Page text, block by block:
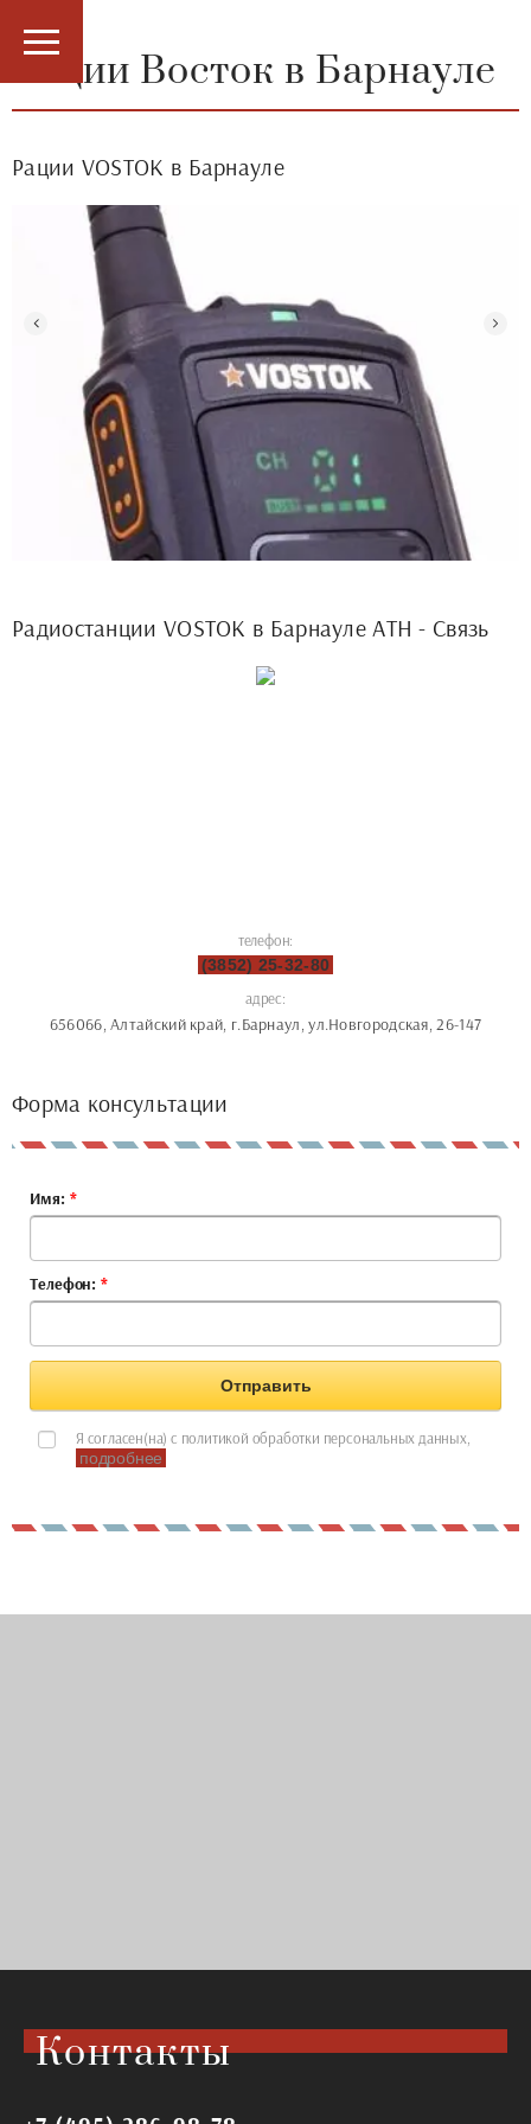
Рации Восток в Барнауле
Рации VOSTOK в Барнауле
Радиостанции VOSTOK в Барнауле АТН - Связь
телефон:
(3852) 25-32-80
адрес:
656066, Алтайский край, г.Барнаул, ул.Новгородская, 26-147
Форма консультации
Имя: *
Телефон:*
Я согласен(на) с политикой обработки персональных данных,
подробнее
Отправить
Контакты